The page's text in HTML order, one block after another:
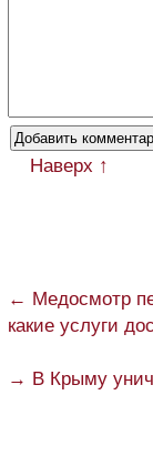
Наверх ↑
← Медосмотр
какие услуги
→ В Крыму